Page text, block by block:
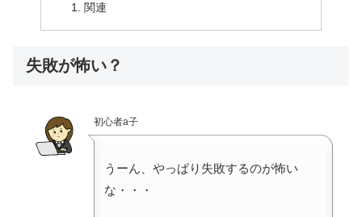
関連
失敗が怖い？
初心者a子
うーん、やっぱり失敗するのが怖い
な・・・